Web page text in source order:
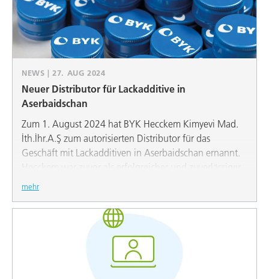
NEWS | 27. AUG 2024
Neuer Distributor für Lackadditive in
Aserbaidschan
Zum 1. August 2024 hat BYK Hecckem Kimyevi Mad.
İth.İhr.A.Ş zum autorisierten Distributor für das
Geschäft mit Lackadditiven in Aserbaidschan ernannt.
Hecckem war zuvor als erfolgreicher und zuverlässiger
Distributor für BYK in Usbekistan, Georgien, Armenien,
Partnerschaft spiegelt das gemeinsame Engagement
wider, unseren Kunden in dieser aufstrebenden Region
hochwertige Produkte und einen hervorragenden
mehr